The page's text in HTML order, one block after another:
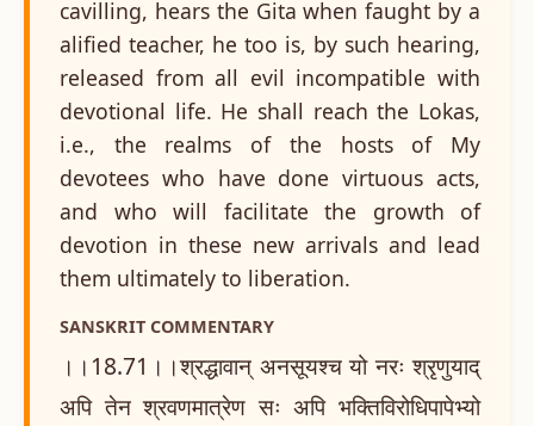
cavilling, hears the Gita when faught by a
alified teacher, he too is, by such hearing,
released from all evil incompatible with
devotional life. He shall reach the Lokas,
i.e., the realms of the hosts of My
devotees who have done virtuous acts,
and who will facilitate the growth of
devotion in these new arrivals and lead
them ultimately to liberation.
SANSKRIT COMMENTARY
।।18.71।।श्रद्धावान् अनसूयश्च यो नरः श्रृणुयाद्
अपि तेन श्रवणमात्रेण सः अपि भक्तिविरोधिपापेभ्यो